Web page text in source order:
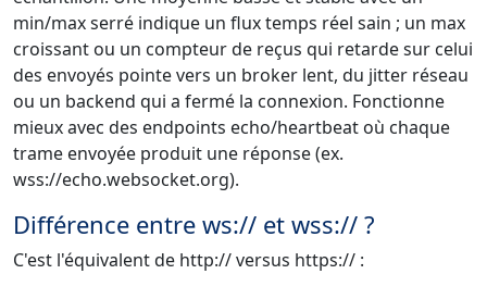
min/max serré indique un flux temps réel sain ; un max
croissant ou un compteur de reçus qui retarde sur celui
des envoyés pointe vers un broker lent, du jitter réseau
ou un backend qui a fermé la connexion. Fonctionne
mieux avec des endpoints echo/heartbeat où chaque
trame envoyée produit une réponse (ex.
wss://echo.websocket.org).
Différence entre ws:// et wss:// ?
C'est l'équivalent de http:// versus https:// :